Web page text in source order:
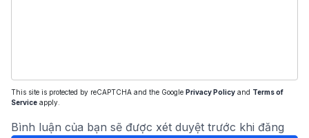
This site is protected by reCAPTCHA and the Google Privacy Policy and Terms of
Service apply.
Bình luận của bạn sẽ được xét duyệt trước khi đăng